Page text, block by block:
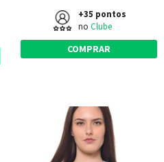
+35 pontos
no Clube
COMPRAR